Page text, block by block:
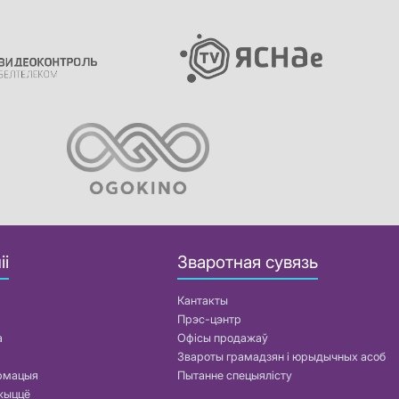
Зваротная сувязь
Кантакты
Прэс-цэнтр
Офісы продажаў
Звароты грамадзян і юрыдычных асоб
Пытанне спецыялісту